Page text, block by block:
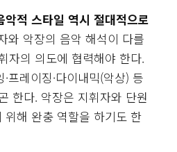
적 스타일 역시 절대적으로
와 악장의 음악 해석이 다를
자의 의도에 협력해야 한다.
프레이징·다이내믹(악상) 등
한다. 악장은 지휘자와 단원
해 완충 역할을 하기도 한